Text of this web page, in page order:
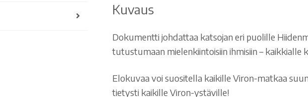
Kuvaus
Dokumentti johdattaa katsojan eri puolille
tutustumaan mielenkiintoisiin ihmisiin – kaikkialle
Elokuvaa voi suositella kaikille Viron-matkaa
tietysti kaikille Viron-ystäville!